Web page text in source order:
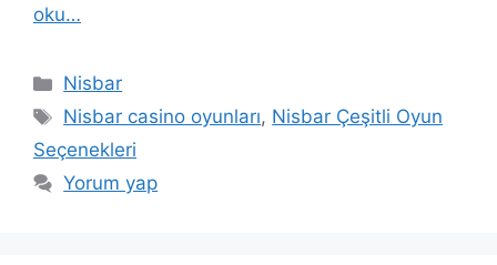
oku…
Kategoriler
Nisbar
Etiketler
Nisbar casino oyunları, Nisbar Çeşitli Oyun
Seçenekleri
Yorum yap